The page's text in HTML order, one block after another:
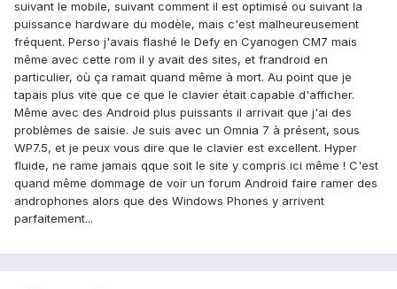
suivant le mobile, suivant comment il est optimisé ou suivant la
puissance hardware du modèle, mais c'est malheureusement
fréquent. Perso j'avais flashé le Defy en Cyanogen CM7 mais
même avec cette rom il y avait des sites, et frandroid en
particulier, où ça ramait quand même à mort. Au point que je
tapais plus vite que ce que le clavier était capable d'afficher.
Même avec des Android plus puissants il arrivait que j'ai des
problèmes de saisie. Je suis avec un Omnia 7 à présent, sous
WP7.5, et je peux vous dire que le clavier est excellent. Hyper
fluide, ne rame jamais qque soit le site y compris ici même ! C'est
quand même dommage de voir un forum Android faire ramer des
androphones alors que des Windows Phones y arrivent
parfaitement...